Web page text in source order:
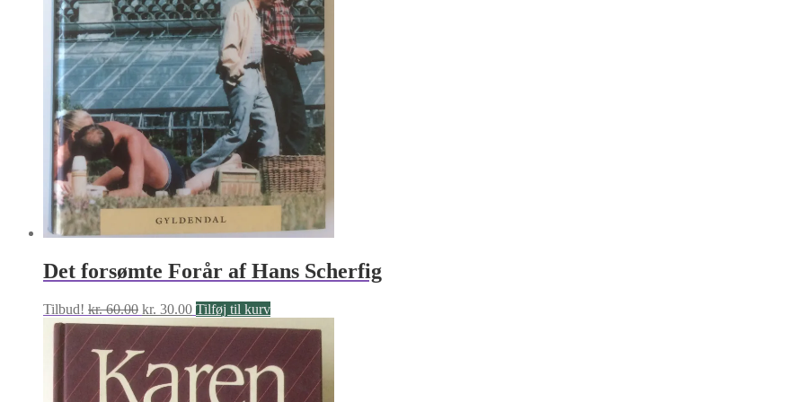
Det forsømte Forår af Hans Scherfig
Tilbud! kr.60.00 Den
oprindelige
pris
var:
kr. 60.00.
kr. 30.00Den
aktuelle
pris
er:
kr. 30.00.
Tilføj til kurv